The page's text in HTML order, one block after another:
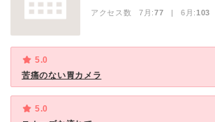
アクセス数 7月:77 | 6月:103
5.0
苦痛のない胃カメラ
5.0